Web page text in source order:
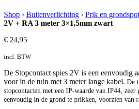
Shop › Buitenverlichting › Prik en
2V + RA 3 meter 3×1,5mm zwart
€ 24,95
incl. BTW
De Stopcontact spies 2V is een eenvoudig
voor in de tuin met 3 meter lange kabel. De
stopcontacten met een IP-waarde van IP44,
eenvoudig in de grond te prikken, voorzien van